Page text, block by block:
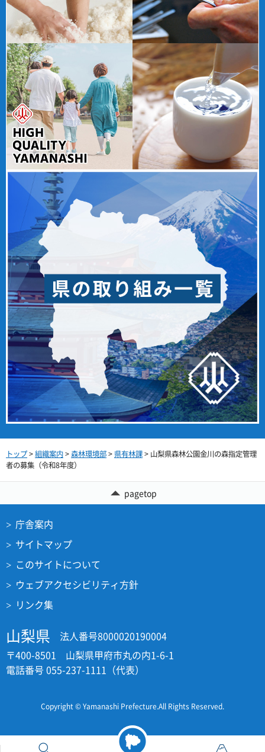
トップ>組織案内>森林環境部> 県有林課> 山梨県森林公園金川の森指定管理
者の募集（令和8年度）
pagetop
庁舎案内
サイトマップ
このサイトについて
ウェブアクセシビリティ方針
リンク集
山梨県
法人番号8000020190004
〒400-8501 山梨県甲府市丸の内1-6-1
電話番号 055-237-1111（代表）
Copyright © Yamanashi Prefecture.All Rights Reserved.